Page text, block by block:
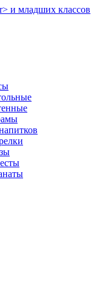
и младших классов